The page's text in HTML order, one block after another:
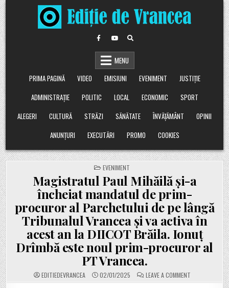
Skip
to
content
MENU
PRIMA PAGINĂ
VIDEO EMISIUNI EVENIMENT
JUSTIȚIE
ADMINISTRAȚIE
POLITIC LOCAL ECONOMIC
SPORT
ALEGERI
CULTURĂ STRĂZI SĂNĂTATE ÎNVĂȚĂMÂNT
OPINII
ANUNȚURI
EXECUTĂRI PROMO COOKIES
POSTED
IN
EVENIMENT
Magistratul Paul Mihăilă și-a
încheiat mandatul de prim-
procuror al Parchetului de pe lângă
Tribunalul Vrancea și va activa în
acest an la DIICOT Brăila. Ionuț
Drîmbă este noul prim-procuror al
PT Vrancea.
EDITIEDEVRANCEA 02/01/2025 LEAVE A COMMENTON
MAGISTRATUL